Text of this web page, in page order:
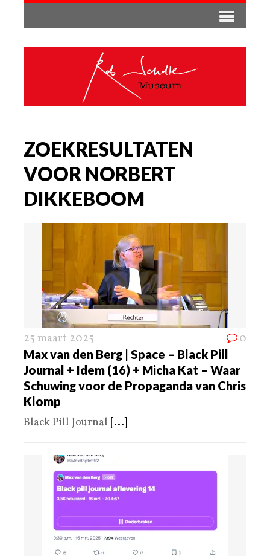
ZOEKRESULTATEN
VOOR NORBERT
DIKKEBOOM
25 maart 2025 0
Max van den Berg | Space – Black Pill
Journal + Idem (16) + Micha Kat – Waar
Schuwing voor de Propaganda van Chris
Klomp
Black Pill Journal [...]